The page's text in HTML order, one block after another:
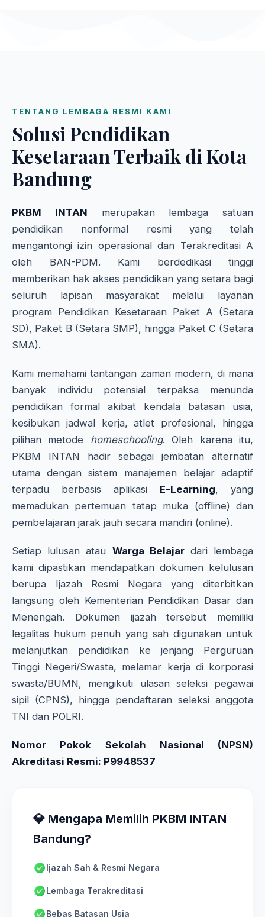
TENTANG LEMBAGA RESMI KAMI
Solusi Pendidikan
Kesetaraan Terbaik di Kota
Bandung
PKBM INTAN merupakan lembaga satuan
pendidikan nonformal resmi yang telah
mengantongi izin operasional dan Terakreditasi A
oleh BAN-PDM. Kami berdedikasi tinggi
memberikan hak akses pendidikan yang setara bagi
seluruh lapisan masyarakat melalui layanan
program Pendidikan Kesetaraan Paket A (Setara
SD), Paket B (Setara SMP), hingga Paket C (Setara
SMA).
Kami memahami tantangan zaman modern, di mana
banyak individu potensial terpaksa menunda
pendidikan formal akibat kendala batasan usia,
kesibukan jadwal kerja, atlet profesional, hingga
pilihan metode homeschooling. Oleh karena itu,
PKBM INTAN hadir sebagai jembatan alternatif
utama dengan sistem manajemen belajar adaptif
terpadu berbasis aplikasi E-Learning, yang
memadukan pertemuan tatap muka (offline) dan
pembelajaran jarak jauh secara mandiri (online).
Setiap lulusan atau Warga Belajardari lembaga
kami dipastikan mendapatkan dokumen kelulusan
berupa Ijazah Resmi Negara yang diterbitkan
langsung oleh Kementerian Pendidikan Dasar dan
Menengah. Dokumen ijazah tersebut memiliki
legalitas hukum penuh yang sah digunakan untuk
melanjutkan pendidikan ke jenjang Perguruan
Tinggi Negeri/Swasta, melamar kerja di korporasi
swasta/BUMN, mengikuti ulasan seleksi pegawai
sipil (CPNS), hingga pendaftaran seleksi anggota
TNI dan POLRI.
Nomor Pokok Sekolah Nasional (NPSN)
Akreditasi Resmi: P9948537
💎 Mengapa Memilih PKBM INTAN
Bandung?
Ijazah Sah & Resmi Negara
Lembaga Terakreditasi
Bebas Batasan Usia